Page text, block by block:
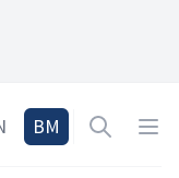
BM Open